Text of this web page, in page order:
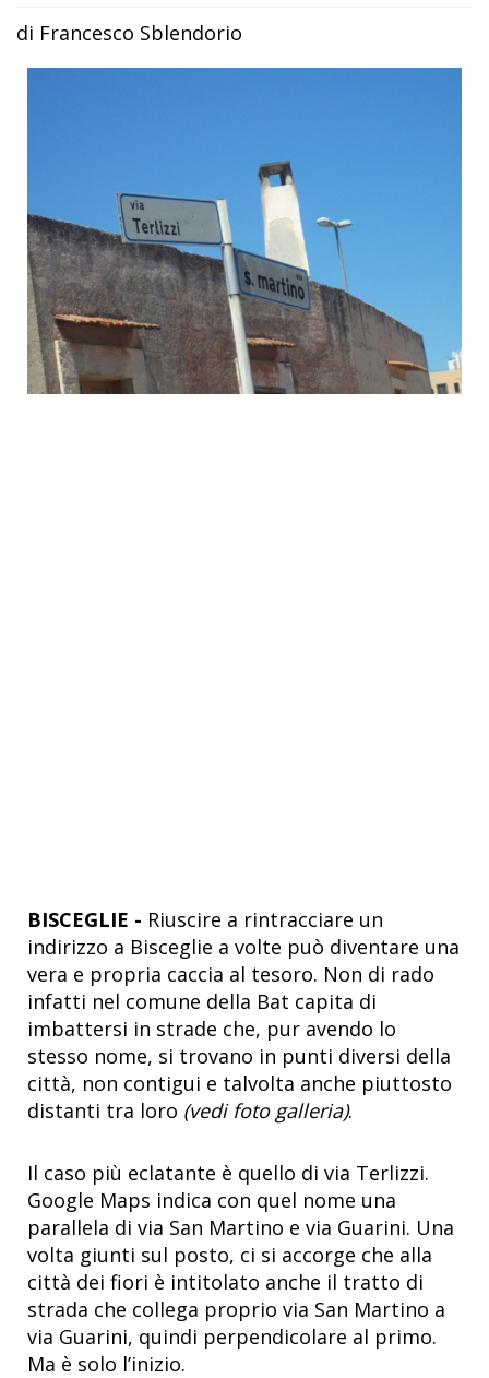
di Francesco Sblendorio
BISCEGLIE - Riuscire a rintracciare un
indirizzo a Bisceglie a volte può diventare una
vera e propria caccia al tesoro. Non di rado
infatti nel comune della Bat capita di
imbattersi in strade che, pur avendo lo
stesso nome, si trovano in punti diversi della
città, non contigui e talvolta anche piuttosto
distanti tra loro (vedi foto galleria).
Il caso più eclatante è quello di via Terlizzi.
Google Maps indica con quel nome una
parallela di via San Martino e via Guarini. Una
volta giunti sul posto, ci si accorge che alla
città dei fiori è intitolato anche il tratto di
strada che collega proprio via San Martino a
via Guarini, quindi perpendicolare al primo.
Ma è solo l’inizio.